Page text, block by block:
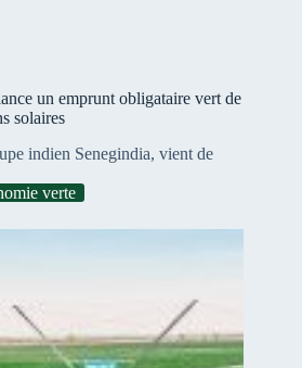
un emprunt obligataire vert de
solaires
indien Senegindia, vient de
verte